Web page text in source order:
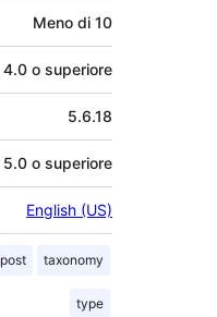
Meno di 10
4.0 o superiore
5.6.18
5.0 o superiore
English (US)
post taxonomy
type